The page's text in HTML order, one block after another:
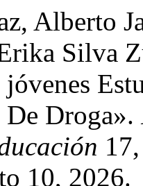
Alberto
Silva
Droga».
10, 2026.